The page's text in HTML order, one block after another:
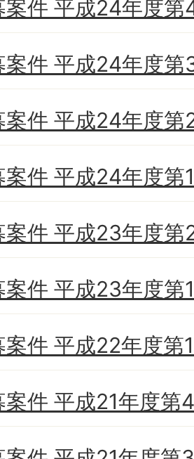
案件 平成24年度第
案件 平成24年度第
案件 平成24年度第
件 平成24年度第
案件 平成23年度第
件 平成23年度第
件 平成22年度第
件 平成21年度第